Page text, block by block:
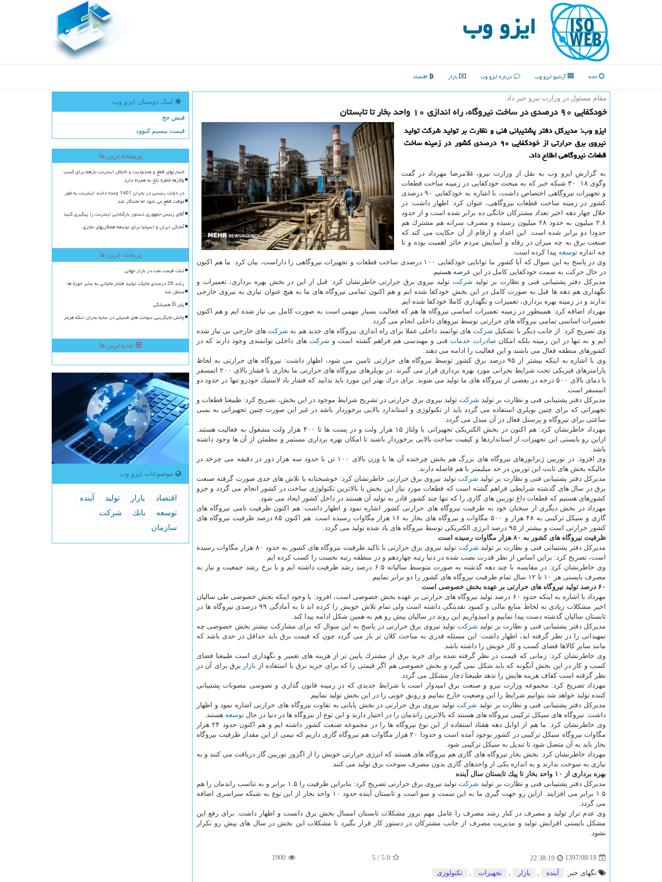
ایزو وب
خانه آرشیو ایزو وب درباره ایزو وب بازار اقتصاد
مقام مسئول در وزارت نیرو خبر داد:
خودكفایی ۹۰ درصدی در ساخت نیروگاه، راه اندازی ۱۰ واحد بخار تا تابستان
ایزو وب: مدیركل دفتر پشتیبانی فنی و نظارت بر تولید شركت تولید
نیروی برق حرارتی از خودكفایی ۹۰ درصدی كشور در زمینه ساخت
قطعات نیروگاهی اطلاع داد.
به گزارش ایزو وب به نقل از وزارت نیرو، غلامرضا مهرداد در گفت
وگوی ۱۸: ۳۰ شبكه خبر كه به مبحث خودكفایی در زمینه ساخت قطعات
و تجهیزات نیروگاهی اختصاص داشت، با اشاره به خودكفایی ۹۰ درصدی
كشور در زمینه ساخت قطعات نیروگاهی، عنوان كرد: اظهار داشت: در
خلال چهار دهه اخیر تعداد مشتركان خانگی ده برابر شده است و از حدود
۲.۸ میلیون به حدود ۲۸ میلیون رسیده و مصرف سرانه هم مشترك هم
حدودا دو برابر شده است. این اعداد و ارقام از آن حكایت می كند كه
صنعت برق به چه میزان در رفاه و آسایش مردم حائز اهمیت بوده و تا
چه اندازه توسعه پیدا كرده است.
وی در پاسخ به این سوال كه آیا كشور ما توانایی خودكفایی ۱۰۰ درصدی ساخت قطعات و تجهیزات نیروگاهی را داراست، بیان كرد: ما هم اكنون
در حال حركت به سمت خودكفایی كامل در این عرصه هستیم.
مدیركل دفتر پشتیبانی فنی و نظارت بر تولید شركت تولید نیروی برق حرارتی خاطرنشان كرد: قبل از این در بخش بهره برداری، تعمیرات و
نگهداری هم دهه ها قبل به صورت كامل در این بخش خودكفا شده ایم و هم اكنون تمامی نیروگاه های ما به هیچ عنوان نیازی به نیروی خارجی
ندارند و در زمینه بهره برداری، تعمیرات و نگهداری كاملا خودكفا شده ایم.
مهرداد اضافه كرد: همینطور در زمینه تعمیرات اساسی نیروگاه ها هم كه فعالیت بسیار مهمی است به صورت كامل بی نیاز شده ایم و هم اكنون
تعمیرات اساسی تمامی نیروگاه های حرارتی توسط نیروهای داخلی انجام می گردد.
وی تصریح كرد: از جانب دیگر با تشكیل شركت های توانمند داخلی عملا برای راه اندازی نیروگاه های جدید هم به شركت های خارجی بی نیاز شده
ایم و نه تنها در این زمینه بلكه امكان صادرات خدمات فنی و مهندسی هم فراهم گشته است و شركت های داخلی توانمندی وجود دارند كه در
كشورهای منطقه فعال می باشند و این فعالیت را ادامه می دهند.
وی با اشاره به اینكه بیشتر از ۹۵ درصد برق كشور توسط نیروگاه های حرارتی تامین می شود، اظهار داشت: نیروگاه های حرارتی به لحاظ
پارامترهای فیزیكی تحت شرایط بحرانی مورد بهره برداری قرار می گیرند. در بویلرهای نیروگاه های حرارتی ما بخاری با فشار بالای ۲۰۰ اتمسفر
با دمای بالای ۵۰۰ درجه در بعضی از نیروگاه های ما تولید می شوند. برای درك بهتر این مورد باید بدانید كه فشار باد لاستیك خودرو تنها در حدود دو
اتمسفر است.
مدیركل دفتر پشتیبانی فنی و نظارت بر تولید شركت تولید نیروی برق حرارتی در تشریح شرایط موجود در این بخش، تصریح كرد: طبیعتا قطعات و
تجهیزاتی كه برای چنین بویلری استفاده می گردد باید از تكنولوژی و استاندارد بالایی برخوردار باشد در غیر این صورت چنین تجهیزاتی به بمبی
ساعتی برای نیروگاه و پرسنل فعال در آن مبدل می گردد.
مهرداد خاطرنشان كرد: هم اكنون در بخش الكتریكی تجهیزاتی با ولتاژ ۱۵ هزار ولت و در پست ها تا ۴۰۰ هزار ولت مشغول به فعالیت هستند.
ازاین رو بایستی این تجهیزات از استانداردها و كیفیت ساخت بالایی برخوردار باشند تا امكان بهره برداری مستمر و مطمئن از آن ها وجود داشته
باشد.
وی افزود: در توربین ژنراتورهای نیروگاه های بزرگ هم بخش چرخنده آن ها با وزن بالای ۱۰۰ تن با حدود سه هزار دور در دقیقه می چرخد در
حالیكه بخش های ثابت این توربین در حد میلیمتر با هم فاصله دارند.
مدیركل دفتر پشتیبانی فنی و نظارت بر تولید شركت تولید نیروی برق حرارتی خاطرنشان كرد: خوشبختانه با تلاش های جدی صورت گرفته صنعت
برق در سال های گذشته شرایطی فراهم گشته است كه قطعات مورد نیاز این بخش با بالاترین تكنولوژی ساخت در كشور انجام می گردد و جزو
كشورهای هستیم كه قطعات داغ توربین های گازی را كه تنها چند كشور قادر به تولید آن هستند در داخل كشور ایجاد می شود.
مهرداد در بخش دیگری از سخنان خود به ظرفیت نیروگاه های حرارتی كشور اشاره نمود و اظهار داشت: هم اكنون ظرفیت نامی نیروگاه های
گازی و سیكل تركیبی به ۴۸ هزار و ۵۰۰ مگاوات و نیروگاه های بخار به ۱۶ هزار مگاوات رسیده است. هم اكنون ۸۵ درصد ظرفیت نیروگاه های
كشور حرارتی است و بیشتر از ۹۵ درصد انرژی الكتریكی توسط نیروگاه های یاد شده تولید می گردد.
ظرفیت نیروگاه های كشور به ۸۰ هزار مگاوات رسیده است
مدیركل دفتر پشتیبانی فنی و نظارت بر تولید شركت
تولید نیروی برق حرارتی با تاكید ظرفیت نیروگاه های كشور به حدود ۸۰ هزار مگاوات رسیده
است، تصریح كرد: براین اساس از نظر قدرت نصب شده در دنیا رتبه چهاردهم و در منطقه رتبه نخست را كسب كرده ایم.
وی خاطرنشان كرد: در مقایسه با چند دهه گذشته به صورت متوسط سالیانه ۶.۵ درصد رشد ظرفیت داشته ایم و با نرخ رشد جمعیت و نیاز به
مصرف بایستی هر ۱۰ تا ۱۲ سال تمام ظرفیت نیروگاه های كشور را دو برابر نماییم.
۶۰ درصد تولید نیروگاه های حرارتی بر عهده بخش خصوصی است
مهرداد با اشاره به اینكه حدود ۶۰ درصد تولید نیروگاه های حرارتی بر عهده بخش خصوصی است، افزود: با وجود اینكه بخش خصوصی طی سالیان
اخیر مشكلات زیادی به لحاظ منابع مالی و كمبود نقدینگی داشته است ولی تمام تلاش خویش را كرده اند تا به آمادگی ۹۹ درصدی نیروگاه ها در
تابستان سالیان گذشته دست پیدا نماییم و امیدواریم این روند در سالیان پیش رو هم به همین شكل ادامه پیدا كند.
مدیركل دفتر پشتیبانی فنی و نظارت بر تولید شركت تولید نیروی برق حرارتی در پاسخ به این سوال كه برای مشاركت بیشتر بخش خصوصی چه
تمهیداتی را در نظر گرفته اید، اظهار داشت: این مسئله قدری به مباحث كلان تر باز می گردد چون كه قیمت برق باید حداقل در حدی باشد كه
مانند سایر كالاها فضای كسب و كار خویش را داشته باشد.
وی خاطرنشان كرد: زمانی كه قیمت در نظر گرفته شده برای خرید برق از مشترك پایین تر از هزینه های تعمیر و نگهداری است طبیعتا فضای
كسب و كار در این بخش آنگونه كه باید شكل نمی گیرد و بخش خصوصی هم اگر قیمتی را كه برای خرید برق با استفاده از بازار برق برای آن در
نظر گرفته است كفاف هزینه هایش را ندهد طبیعتا دچار مشكل می گردد.
مهرداد تصریح كرد: مجموعه وزارت نیرو و صنعت برق امیدوار است با شرایط جدیدی كه در زمینه قانون گذاری و تصوسی مصوبات پشتیبانی
كننده تولید خواهد شد بتوانیم شرایط را این وضعیت خارج نماییم و رونق خوبی را در این بخش تولید نماییم.
مدیركل دفتر پشتیبانی فنی و نظارت بر تولید شركت تولید نیروی برق حرارتی در بخش پایانی به تفاوت نیروگاه های حرارتی اشاره نمود و اظهار
داشت: نیروگاه های سیكل تركیبی نیروگاه های هستند كه بالاترین راندمان را در اختیار دارند و این نوع از نیروگاه ها در دنیا در حال توسعه هستند.
وی خاطرنشان كرد: ما هم از اوایل دهه هفتاد استفاده از این نوع نیروگاه ها را در مجموعه صنعت كشور داشته ایم و هم اكنون حدود ۲۴ هزار
مگاوات نیروگاه سیكل تركیبی در كشور بوجود آمده است و حدودا ۲۰ هزار مگاوات هم نیروگاه گازی داریم كه نیمی از این مقدار ظرفیت نیروگاه
بخار باید به آن متصل شود تا تبدیل به سیكل تركیبی شود.
مهرداد خاطرنشان كرد: بخش بخار نیروگاه های گازی هم نیروگاه های هستند كه انرژی حرارتی خویش را از اگزوز توربین گاز دریافت می كنند و به
نیازی به سوخت ندارند و به اندازه یكی از واحدهای گازی بدون مصرف سوخت برق تولید می كنند.
بهره برداری از ۱۰ واحد بخار تا پیك تابستان سال آینده
مدیركل دفتر پشتیبانی فنی و نظارت بر تولید شركت
تولید نیروی برق حرارتی تصریح كرد: بنابراین ظرفیت را ۱.۵ برابر و به تناسب راندمان را هم
۱.۵ برابر می افزایند. ازاین رو جهت گیری ما به این سمت و سو است و تابستان آینده حدود ۱۰ واحد بخار از این نوع به شبكه سراسری اضافه
می گردد.
وی عدم تراز تولید و مصرف در كنار رشد مصرف را عامل مهم بروز مشكلات تابستان امسال بخش برق دانست و اظهار داشت: برای رفع این
مشكل بایستی افزایش تولید و مدیریت مصرف از جانب مشتركان در دستور كار قرار بگیرد تا مشكلات این بخش در سال های پیش رو تكرار
نشود.
1397/08/18
22:38:19
5.0
/
5
1900
تگهای خبر: آینده بازار تجهیزات تكنولوژی
لینک دوستان ایزو وب
فیش حج
قیمت بیسیم کنوود
پربیننده ترین ها
خسارتهای قطع و محدودیت و اختلال اینترنت بازهم برای کسب
وکارها خاطره تلخ به همراه دارد
در دولت رئیسی در بحران 1401 وعده دادند اینترنت به طور
موقت قطع می شود اما ماندگار شد
آقای رئیس جمهوری دستور بازگشایی اینترنت را پیگیری کنید
آمادگی ایران و اسپانیا برای توسعه همکاریهای تجاری
پربحث ترین ها
ثبات قیمت نفت در بازار جهانی
رشد 25 درصدی مالیات تولید فشار مالیاتی به سایر حوزه ها
منتقل شد
پلن B همیشگی
چالش جایگزینی سوخت های فسیلی در سایه بحران تنگه هرمز
جدیدترین ها
موضوعات ایزو وب
اقتصاد بازار تولید
آینده
توسعه
بانك
شركت
سازمان